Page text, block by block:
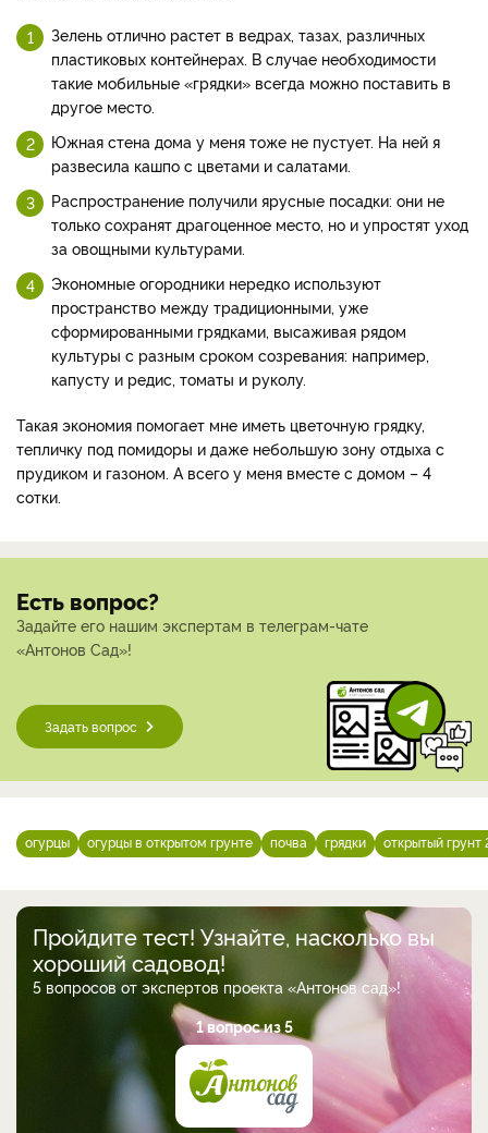
Зелень отлично растет в ведрах, тазах, различных
пластиковых контейнерах. В случае необходимости
такие мобильные «грядки» всегда можно поставить в
другое место.
Южная стена дома у меня тоже не пустует. На ней я
развесила кашпо с цветами и салатами.
Распространение получили ярусные посадки: они не
только сохранят драгоценное место, но и упростят уход
за овощными культурами.
Экономные огородники нередко используют
пространство между традиционными, уже
сформированными грядками, высаживая рядом
культуры с разным сроком созревания: например,
капусту и редис, томаты и руколу.
Такая экономия помогает мне иметь цветочную грядку,
тепличку под помидоры и даже небольшую зону отдыха с
прудиком и газоном. А всего у меня вместе с домом – 4
сотки.
Есть вопрос?
Задайте его нашим экспертам в телеграм-чате
«Антонов Сад»!
Задать вопрос
огурцы огурцы в открытом грунте почва грядки открытый грунт
Пройдите тест! Узнайте, насколько вы
хороший садовод!
5 вопросов от экспертов проекта «Антонов сад»!
1 вопрос из 5